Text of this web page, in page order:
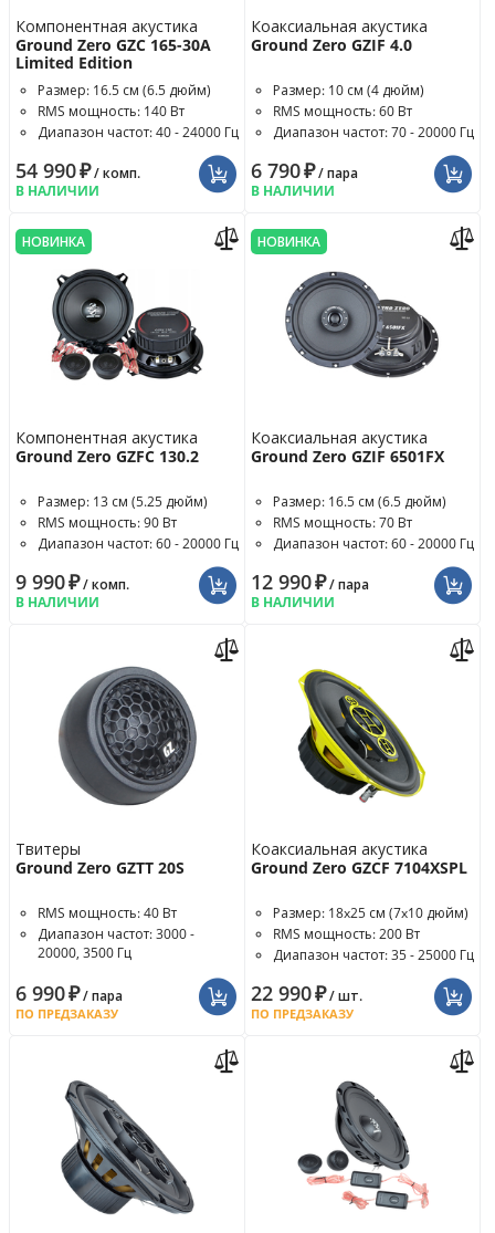
Компонентная акустика
Ground Zero GZC 165-30A
Limited Edition
Размер: 16.5 см (6.5 дюйм)
RMS мощность: 140 Вт
Диапазон частот: 40 - 24000 Гц
54 990₽/ комп.
В НАЛИЧИИ
Коаксиальная акустика
Ground Zero GZIF 4.0
Размер: 10 см (4 дюйм)
RMS мощность: 60 Вт
Диапазон частот: 70 - 20000 Гц
6 790₽/ пара
В НАЛИЧИИ
НОВИНКА
Компонентная акустика
Ground Zero GZFC 130.2
Размер: 13 см (5.25 дюйм)
RMS мощность: 90 Вт
Диапазон частот: 60 - 20000 Гц
9 990₽/ комп.
В НАЛИЧИИ
НОВИНКА
Коаксиальная акустика
Ground Zero GZIF 6501FX
Размер: 16.5 см (6.5 дюйм)
RMS мощность: 70 Вт
Диапазон частот: 60 - 20000 Гц
12 990₽/ пара
В НАЛИЧИИ
Твитеры
Ground Zero GZTT 20S
RMS мощность: 40 Вт
Диапазон частот: 3000 -
20000, 3500 Гц
6 990₽/ пара
ПО ПРЕДЗАКАЗУ
Коаксиальная акустика
Ground Zero GZCF 7104XSPL
Размер: 18x25 см (7x10 дюйм)
RMS мощность: 200 Вт
Диапазон частот: 35 - 25000 Гц
22 990₽/ шт.
ПО ПРЕДЗАКАЗУ